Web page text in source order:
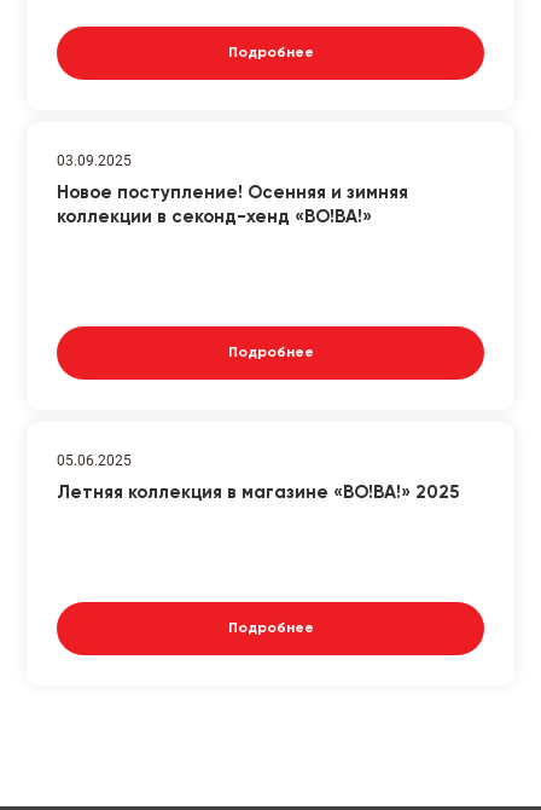
Подробнее
03.09.2025
Новое поступление! Осенняя и зимняя
коллекции в секонд-хенд «ВО!ВА!»
Подробнее
05.06.2025
Летняя коллекция в магазине «ВО!ВА!» 2025
Подробнее